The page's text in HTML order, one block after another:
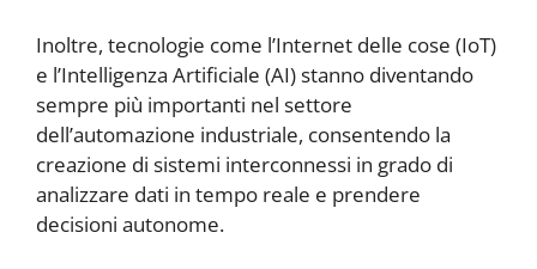
Inoltre, tecnologie come l’Internet delle cose (IoT)
e l’Intelligenza Artificiale (AI) stanno diventando
sempre più importanti nel settore
dell’automazione industriale, consentendo la
creazione di sistemi interconnessi in grado di
analizzare dati in tempo reale e prendere
decisioni autonome.